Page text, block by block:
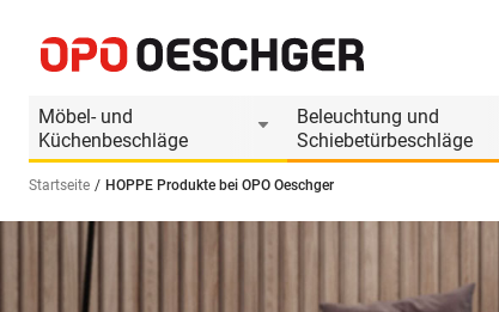
Möbel- und
Küchenbeschläge
Beleuchtung und
Schiebetürbeschläge
Sprache wählen (DE)
Startseite HOPPE Produkte bei OPO Oeschger